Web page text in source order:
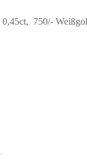
750/-